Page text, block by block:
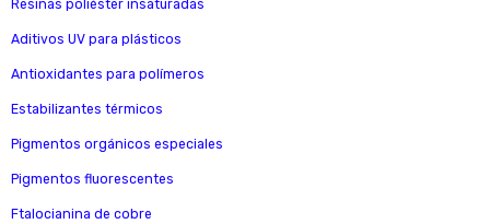
Resinas poliéster insaturadas
Aditivos UV para plásticos
Antioxidantes para polímeros
Estabilizantes térmicos
Pigmentos orgánicos especiales
Pigmentos fluorescentes
Ftalocianina de cobre